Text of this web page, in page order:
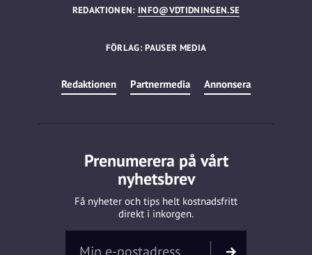
REDAKTIONEN: INFO@VDTIDNINGEN.SE
FÖRLAG: PAUSER MEDIA
Redaktionen Partnermedia Annonsera
Prenumerera på vårt
nyhetsbrev
Få nyheter och tips helt kostnadsfritt
direkt i inkorgen.